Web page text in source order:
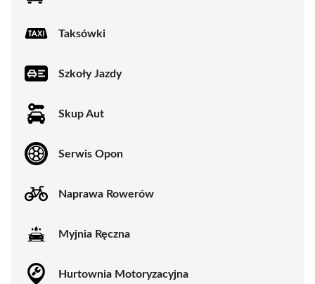
Taksówki
Szkoły Jazdy
Skup Aut
Serwis Opon
Naprawa Rowerów
Myjnia Ręczna
Hurtownia Motoryzacyjna